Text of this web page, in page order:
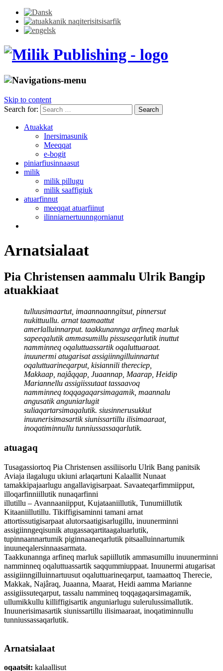
Skip to content
Search for:
Atuakkat
Inersimasunik
Meeqqat
e-bogit
piniarfiusinnaasut
milik
milik pillugu
milik saaffigiuk
atuarfinnut
meeqqat atuarfiinut
ilinniarnertuunngornianut
Arnatsialaat
Pia Christensen aammalu Ulrik Bangip
atuakkiaat
tulluusimaartut, imaannaanngitsut, pinnersut
nukittuullu. arnat taamaattut
amerlalluinnarput. taakkunannga arfineq marluk
sapeeqalutik ammasumillu pissuseqarlutik inuttut
namminneq oqaluttuassartik oqaluttuaraat.
inuunermi atugarisat assigiinngilluinnartut
oqaluttuarineqarput, kisiannili thereciep,
Makkaap, najâqqap, Juaannap, Maarap, Heidip
Mariannellu assigiissutaat tassaavoq
namminneq toqqagaqarsimagamik, maannalu
angusatik anguniarlugit
suliaqartarsimaqalutik. siusinnerusukkut
inuunerisimasartik siunissartillu ilisimaaraat,
inoqatiminnullu tunniussassaqarlutik.
atuagaq
Tusagassiortoq Pia Christensen assiliisorlu Ulrik Bang panitsik
Aviaja ilagalugu ukiuni arlaqartuni Kalaallit Nunaat
tamakkipajaarlugu angallavigisarpaat. Savaateqarfimmiipput,
illoqarfinniillutik nunaqarfinni
illutillu – Avannaaniipput, Kujataaniillutik, Tunumiillutik
Kitaaniillutillu. Tikiffigisaminni tamani arnat
attortissutigisarpaat alutorsaatigisarlugillu, inuunerminni
assigiinngeqisunik atugassaqartitaagaluarlutik,
tupinnaannartumik piginnaaneqarlutik pitsaalluinnartumik
inuuneqalersinnaasarmata.
Taakkunannga arfineq marluk sapiillutik ammasumillu inuunerminni
namminneq oqaluttuassartik saqqummiuppaat. Inuunermi atugarisat
assigiinngilluinnartuusut oqaluttuarineqarput, taamaattoq Therecie,
Makkak, Najâraq, Juaanna, Maarat, Heidi aamma Marianne
assigiissuteqarput, tassalu nammineq toqqagaqarsimagamik,
ullumikkullu killiffigisartik anguniarlugu sulerulussimallutik.
Inuunerisimasartik siunissartillu ilisimaaraat, inoqatiminnullu
tunniussassaqarlutik.
Arnatsialaat
oqaatsit: kalaallisut